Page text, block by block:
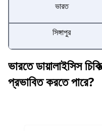
ভারত
সিঙ্গাপুর
ভারতে ডায়ালাইসিস
প্রভাবিত করতে পারে?